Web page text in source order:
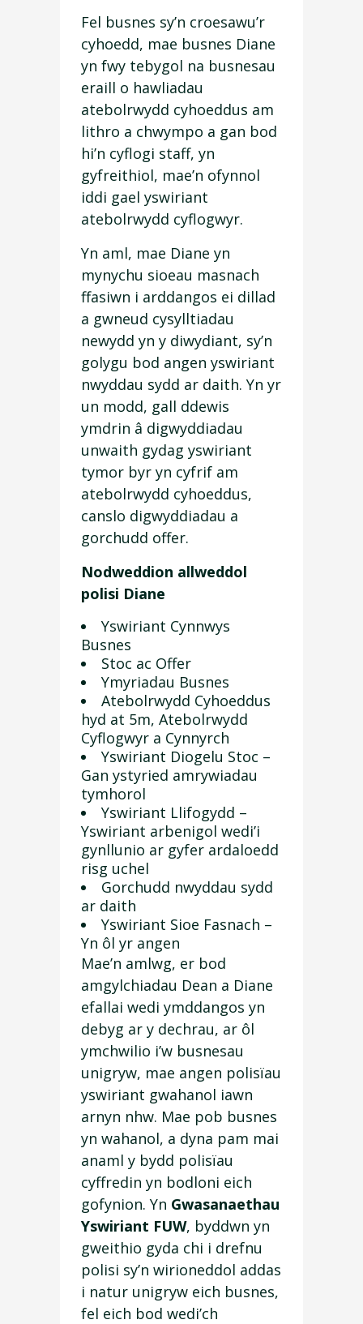
Fel busnes sy’n croesawu’r
cyhoedd, mae busnes Diane
yn fwy tebygol na busnesau
eraill o hawliadau
atebolrwydd cyhoeddus am
lithro a chwympo a gan bod
hi’n cyflogi staff, yn
gyfreithiol, mae’n ofynnol
iddi gael yswiriant
atebolrwydd cyflogwyr.
Yn aml, mae Diane yn
mynychu sioeau masnach
ffasiwn i arddangos ei dillad
a gwneud cysylltiadau
newydd yn y diwydiant, sy’n
golygu bod angen yswiriant
nwyddau sydd ar daith. Yn yr
un modd, gall ddewis
ymdrin â digwyddiadau
unwaith gydag yswiriant
tymor byr yn cyfrif am
atebolrwydd cyhoeddus,
canslo digwyddiadau a
gorchudd offer.
Nodweddion allweddol
polisi Diane
Yswiriant Cynnwys
Busnes
Stoc ac Offer
Ymyriadau Busnes
Atebolrwydd Cyhoeddus
hyd at 5m, Atebolrwydd
Cyflogwyr a Cynnyrch
Yswiriant Diogelu Stoc –
Gan ystyried amrywiadau
tymhorol
Yswiriant Llifogydd –
Yswiriant arbenigol wedi’i
gynllunio ar gyfer ardaloedd
risg uchel
Gorchudd nwyddau sydd
ar daith
Yswiriant Sioe Fasnach –
Yn ôl yr angen
Mae’n amlwg, er bod
amgylchiadau Dean a Diane
efallai wedi ymddangos yn
debyg ar y dechrau, ar ôl
ymchwilio i’w busnesau
unigryw, mae angen polisïau
yswiriant gwahanol iawn
arnyn nhw. Mae pob busnes
yn wahanol, a dyna pam mai
anaml y bydd polisïau
cyffredin yn bodloni eich
gofynion. Yn Gwasanaethau
Yswiriant FUW, byddwn yn
gweithio gyda chi i drefnu
polisi sy’n wirioneddol addas
i natur unigryw eich busnes,
fel eich bod wedi’ch